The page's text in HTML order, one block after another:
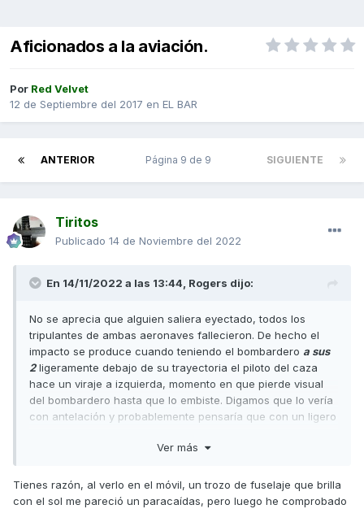
Aficionados a la aviación.
Por Red Velvet
12 de Septiembre del 2017 en EL BAR
ANTERIOR SIGUIENTE
Página 9 de 9
Tiritos
Publicado 14 de Noviembre del 2022
En 14/11/2022 a las 13:44, Rogers dijo:
No se aprecia que alguien saliera eyectado, todos los
tripulantes de ambas aeronaves fallecieron. De hecho el
impacto se produce cuando teniendo el bombardero a sus
2ligeramente debajo de su trayectoria el piloto del caza
hace un viraje a izquierda, momento en que pierde visual
del bombardero hasta que lo embiste. Digamos que lo vería
con antelación y probablemente pensaría que con un ligero
Ver más
Tienes razón, al verlo en el móvil, un trozo de fuselaje que brilla
con el sol me pareció un paracaídas, pero luego he comprobado